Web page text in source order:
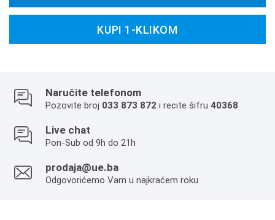
KUPI 1-KLIKOM
Naručite telefonom
Pozovite broj 033 873 872 i recite šifru 40368
Live chat
Pon-Sub od 9h do 21h
prodaja@ue.ba
Odgovorićemo Vam u najkraćem roku